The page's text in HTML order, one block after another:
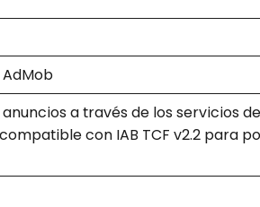
a través de los servicios
con IAB TCF v2.2 para